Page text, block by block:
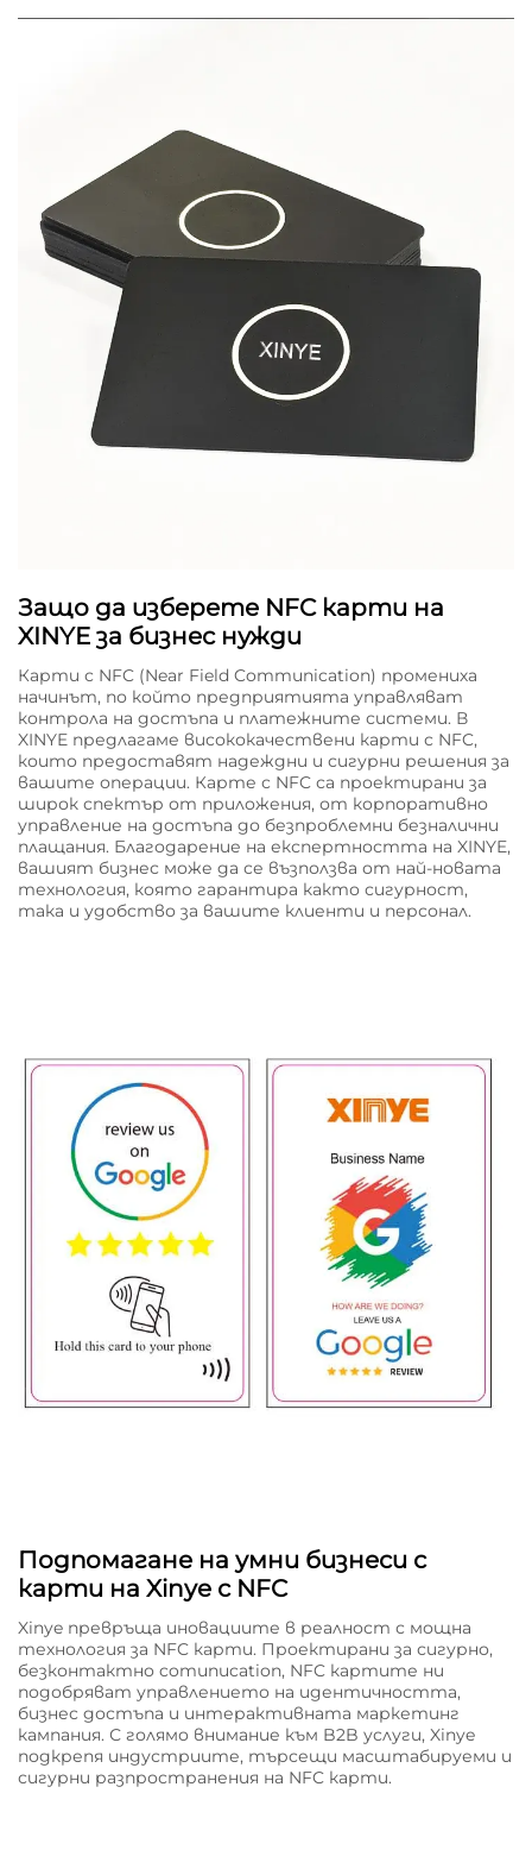
Защо да изберете NFC карти на
XINYE за бизнес нужди
Карти с NFC (Near Field Communication) промениха
начинът, по който предприятията управляват
контрола на достъпа и платежните системи. В
XINYE предлагаме висококачествени карти с NFC,
които предоставят надеждни и сигурни решения за
вашите операции. Карте с NFC са проектирани за
широк спектър от приложения, от корпоративно
управление на достъпа до безпроблемни безналични
плащания. Благодарение на експертността на XINYE,
вашият бизнес може да се възползва от най-новата
технология, която гарантира както сигурност,
така и удобство за вашите клиенти и персонал.
Подпомагане на умни бизнеси с
карти на Xinye с NFC
Xinye превръща иновациите в реалност с мощна
технология за NFC карти. Проектирани за сигурно,
безконтактно comunucation, NFC картите ни
подобряват управлението на идентичността,
бизнес достъпа и интерактивната маркетинг
кампания. С голямо внимание към B2B услуги, Xinye
подкрепя индустриите, търсещи масштабируеми и
сигурни разпространения на NFC карти.